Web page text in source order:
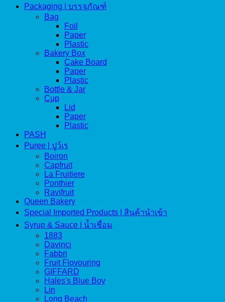
Packaging | บรรจุภัณฑ์
Bag
Foil
Paper
Plastic
Bakery Box
Cake Board
Paper
Plastic
Bottle & Jar
Cup
Lid
Paper
Plastic
PASH
Puree | ปูว์เร
Boiron
Capfruit
La Fruitiere
Ponthier
Ravifruit
Queen Bakery
Special Imported Products | สินค้านำเข้า
Syrup & Sauce | น้ำเชื่อม
1883
Davinci
Fabbri
Fruit Flovouring
GIFFARD
Hales's Blue Boy
Lin
Long Beach